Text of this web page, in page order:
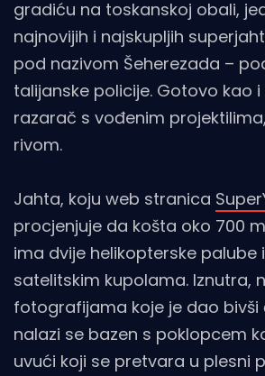
gradiću na toskanskoj obali,
najnovijih i najskupljih
pod nazivom Šeherezada –
talijanske policije. Gotovo kao
razarač s vođenim
rivom.
Jahta, koju web stranica
procjenjuje da košta oko 700
ima dvije helikopterske palube
satelitskim kupolama. Iznutra,
fotografijama koje je dao bivši
nalazi se bazen s poklopcem
uvući koji se pretvara u plesni